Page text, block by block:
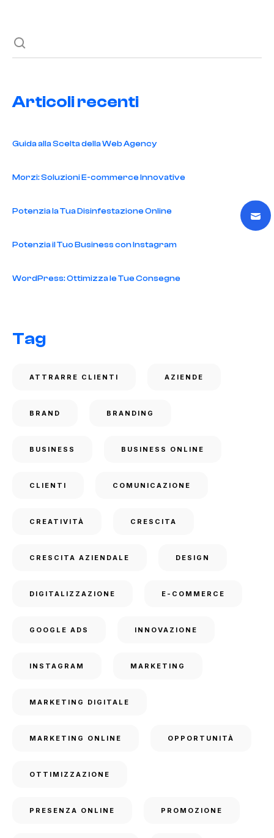
Articoli recenti
Guida alla Scelta della Web Agency
Morzi: Soluzioni E-commerce Innovative
Potenzia la Tua Disinfestazione Online
Potenzia il Tuo Business con Instagram
WordPress: Ottimizza le Tue Consegne
Tag
ATTRARRE CLIENTI AZIENDE
BRAND BRANDING
BUSINESS BUSINESS ONLINE
CLIENTI COMUNICAZIONE
CREATIVITÀ CRESCITA
CRESCITA AZIENDALE DESIGN
DIGITALIZZAZIONE E-COMMERCE
GOOGLE ADS INNOVAZIONE
INSTAGRAM MARKETING
MARKETING DIGITALE
MARKETING ONLINE OPPORTUNITÀ
OTTIMIZZAZIONE
PRESENZA ONLINE PROMOZIONE